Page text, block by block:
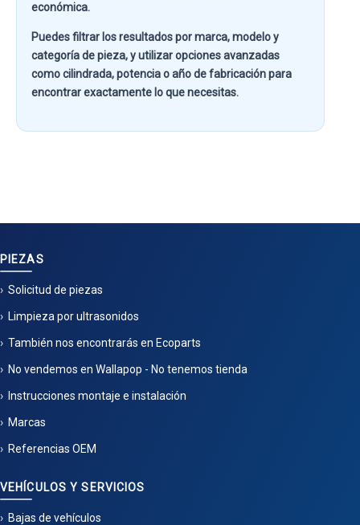
económica.
Puedes filtrar los resultados pormarca, modelo y
categoría de pieza, y utilizar opciones avanzadas
comocilindrada, potencia o año de fabricaciónpara
encontrar exactamente lo que necesitas.
PIEZAS
Solicitud de piezas
Limpieza por ultrasonidos
También nos encontrarás en Ecoparts
No vendemos en Wallapop - No tenemos tienda
Instrucciones montaje e instalación
Marcas
Referencias OEM
VEHÍCULOS Y SERVICIOS
Bajas de vehículos